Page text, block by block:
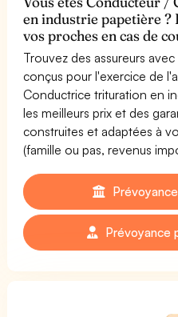
en industrie papetière ?
vos proches en cas de
Trouvez des assureurs
conçus pour l'exercice de
Conductrice trituration en
les meilleurs prix et des
construites et adaptées à
(famille ou pas, revenus
Prévoyance